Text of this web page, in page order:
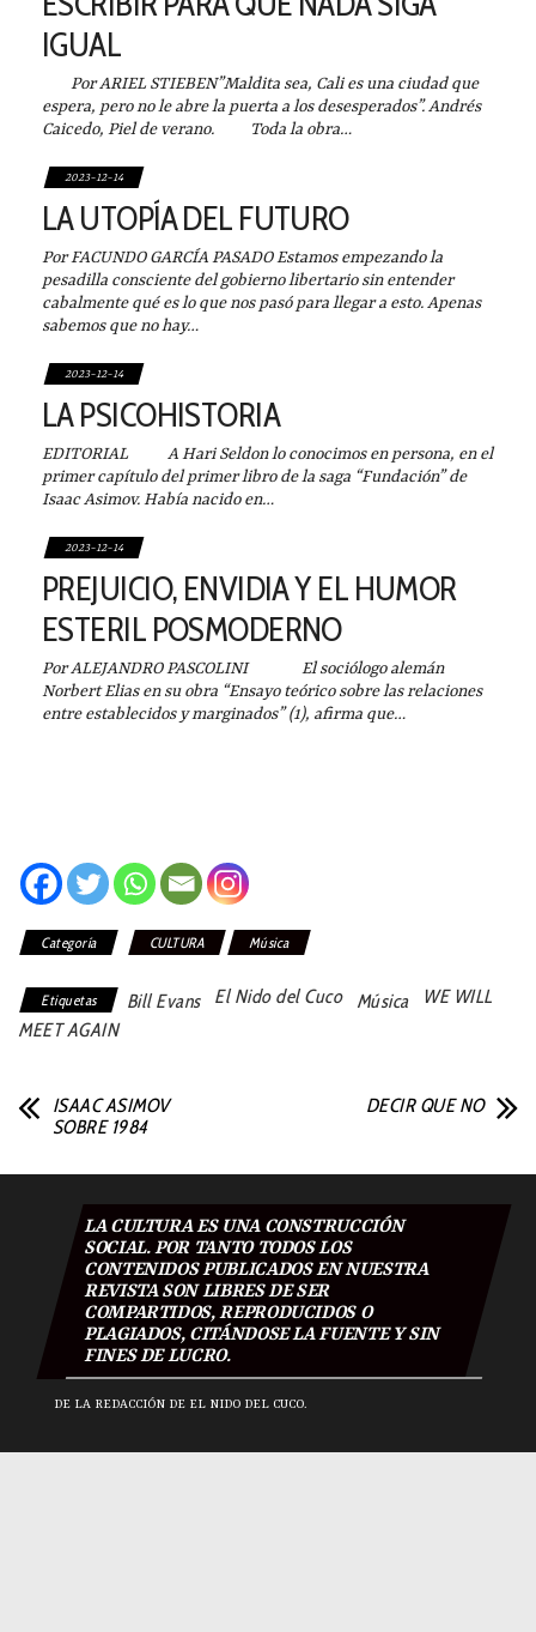
IGUAL
Por ARIEL STIEBEN”Maldita sea, Cali es una ciudad que
espera, pero no le abre la puerta a los desesperados”. Andrés
Caicedo, Piel de verano. Toda la obra…
2023-12-14
LA UTOPÍA DEL FUTURO
Por FACUNDO GARCÍA PASADO Estamos empezando la
pesadilla consciente del gobierno libertario sin entender
cabalmente qué es lo que nos pasó para llegar a esto. Apenas
sabemos que no hay…
2023-12-14
LA PSICOHISTORIA
EDITORIAL A Hari Seldon lo conocimos en persona, en el
primer capítulo del primer libro de la saga “Fundación” de
Isaac Asimov. Había nacido en…
2023-12-14
PREJUICIO, ENVIDIA Y EL HUMOR
ESTERIL POSMODERNO
Por ALEJANDRO PASCOLINI El sociólogo alemán
Norbert Elias en su obra “Ensayo teórico sobre las relaciones
entre establecidos y marginados” (1), afirma que…
Categoría CULTURA Música
Etiquetas Bill Evans El Nido del Cuco Música
WE WILL
MEET AGAIN
ISAAC ASIMOV
SOBRE 1984
DECIR QUE NO
LA CULTURA ES UNA CONSTRUCCIÓN
SOCIAL. POR TANTO TODOS LOS
CONTENIDOS PUBLICADOS EN NUESTRA
REVISTA SON LIBRES DE SER
COMPARTIDOS, REPRODUCIDOS O
PLAGIADOS, CITÁNDOSE LA FUENTE Y SIN
FINES DE LUCRO.
DE LA REDACCIÓN DE EL NIDO DEL CUCO.